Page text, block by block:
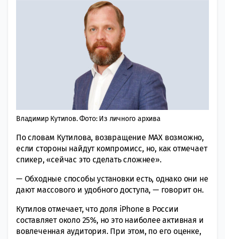
Владимир Кутилов. Фото: Из личного архива
По словам Кутилова, возвращение MAX возможно,
если стороны найдут компромисс, но, как отмечает
спикер, «сейчас это сделать сложнее».
— Обходные способы установки есть, однако они не
дают массового и удобного доступа, — говорит он.
Кутилов отмечает, что доля iPhone в России
составляет около 25%, но это наиболее активная и
вовлеченная аудитория. При этом, по его оценке,